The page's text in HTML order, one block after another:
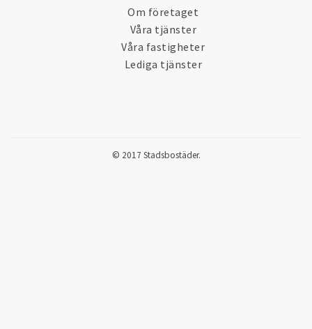
Om företaget
Våra tjänster
Våra fastigheter
Lediga tjänster
© 2017 Stadsbostäder.